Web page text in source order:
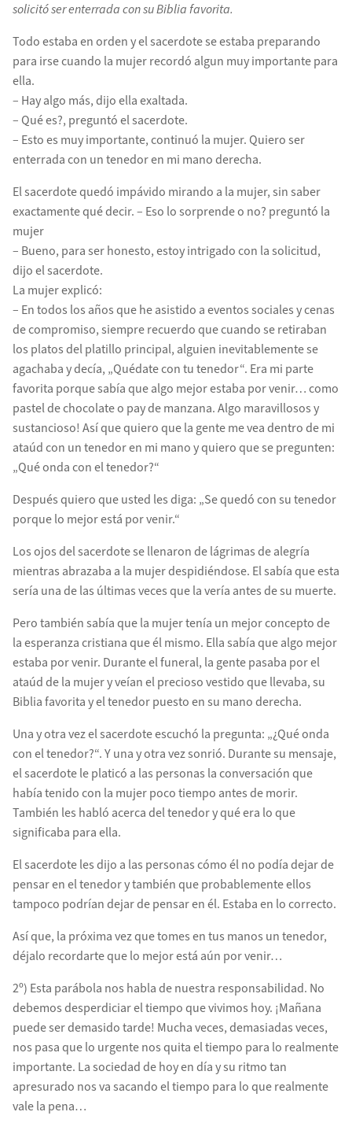
solicitó ser enterrada con su Biblia favorita.
Todo estaba en orden y el sacerdote se estaba preparando
para irse cuando la mujer recordó algun muy importante para
ella.
– Hay algo más, dijo ella exaltada.
– Qué es?, preguntó el sacerdote.
– Esto es muy importante, continuó la mujer. Quiero ser
enterrada con un tenedor en mi mano derecha.
El sacerdote quedó impávido mirando a la mujer, sin saber
exactamente qué decir. – Eso lo sorprende o no? preguntó la
mujer
– Bueno, para ser honesto, estoy intrigado con la solicitud,
dijo el sacerdote.
La mujer explicó:
– En todos los años que he asistido a eventos sociales y cenas
de compromiso, siempre recuerdo que cuando se retiraban
los platos del platillo principal, alguien inevitablemente se
agachaba y decía, „Quédate con tu tenedor“. Era mi parte
favorita porque sabía que algo mejor estaba por venir… como
pastel de chocolate o pay de manzana. Algo maravillosos y
sustancioso! Así que quiero que la gente me vea dentro de mi
ataúd con un tenedor en mi mano y quiero que se pregunten:
„Qué onda con el tenedor?“
Después quiero que usted les diga: „Se quedó con su tenedor
porque lo mejor está por venir.“
Los ojos del sacerdote se llenaron de lágrimas de alegría
mientras abrazaba a la mujer despidiéndose. El sabía que esta
sería una de las últimas veces que la vería antes de su muerte.
Pero también sabía que la mujer tenía un mejor concepto de
la esperanza cristiana que él mismo. Ella sabía que algo mejor
estaba por venir. Durante el funeral, la gente pasaba por el
ataúd de la mujer y veían el precioso vestido que llevaba, su
Biblia favorita y el tenedor puesto en su mano derecha.
Una y otra vez el sacerdote escuchó la pregunta: „¿Qué onda
con el tenedor?“. Y una y otra vez sonrió. Durante su mensaje,
el sacerdote le platicó a las personas la conversación que
había tenido con la mujer poco tiempo antes de morir.
También les habló acerca del tenedor y qué era lo que
significaba para ella.
El sacerdote les dijo a las personas cómo él no podía dejar de
pensar en el tenedor y también que probablemente ellos
tampoco podrían dejar de pensar en él. Estaba en lo correcto.
Así que, la próxima vez que tomes en tus manos un tenedor,
déjalo recordarte que lo mejor está aún por venir…
2º) Esta parábola nos habla de nuestra responsabilidad. No
debemos desperdiciar el tiempo que vivimos hoy. ¡Mañana
puede ser demasido tarde! Mucha veces, demasiadas veces,
nos pasa que lo urgente nos quita el tiempo para lo realmente
importante. La sociedad de hoy en día y su ritmo tan
apresurado nos va sacando el tiempo para lo que realmente
vale la pena…